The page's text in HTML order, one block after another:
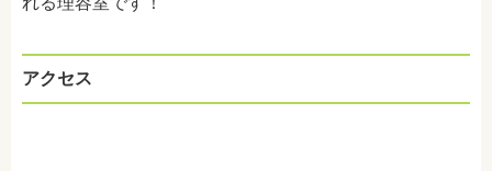
アクセス